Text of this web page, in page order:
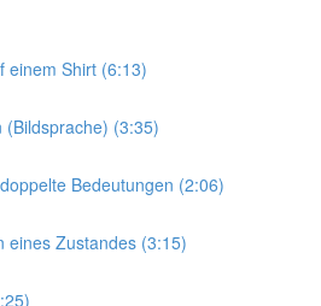
einem Shirt (6:13)
(Bildsprache) (3:35)
Bedeutungen (2:06)
eines Zustandes (3:15)